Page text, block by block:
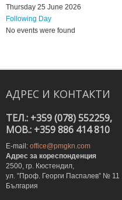
Thursday 25 June 2026
Following Day
No events were found
АДРЕС И КОНТАКТИ
ТЕЛ.: +359 (078) 552259,
MOB.: +359 886 414 810
E-mail: office@pmgkn.com
Адрес за кореспонденция
2500, гр. Кюстендил,
ул. ”Проф. Георги Паспалев” № 11
България